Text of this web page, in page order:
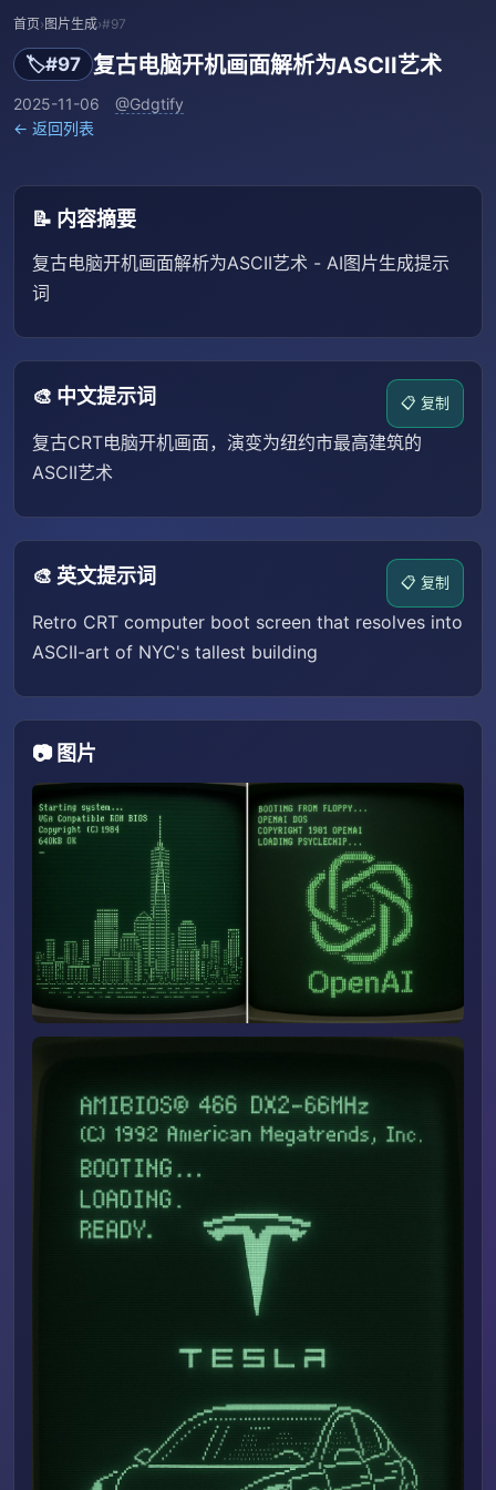
首页› 图片生成›#97
🏷️#97 复古电脑开机画面解析为ASCII艺术
2025-11-06 @Gdgtify
← 返回列表
📝 内容摘要
复古电脑开机画面解析为ASCII艺术 - AI图片生成提示
词
🎨 中文提示词 📋 复制
复古CRT电脑开机画面，演变为纽约市最高建筑的
ASCII艺术
🎨 英文提示词 📋 复制
Retro CRT computer boot screen that resolves into
ASCII-art of NYC's tallest building
📷 图片